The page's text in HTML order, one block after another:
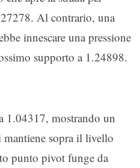
Al contrario, una
innescare una pressione
supporto a 1.24898.
1.04317, mostrando un
mantiene sopra il livello
punto pivot funge da